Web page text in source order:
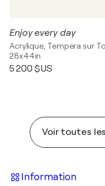
Enjoy every day
Acrylique, Tempera sur
28x44in
5 200 $US
Voir toutes
Information